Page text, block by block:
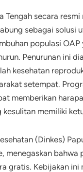
Tengah secara
sebagai solusi
populasi OAP
Penurunan ini
kesehatan
setempat.
memberikan
kesulitan memiliki
(Dinkes)
menegaskan bahwa
gratis. Kebijakan ini